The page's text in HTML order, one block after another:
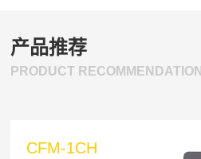
产品推荐
PRODUCT RECOMMENDATION
CFM-1CH